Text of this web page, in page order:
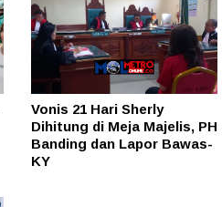
Vonis 21 Hari Sherly
Dihitung di Meja Majelis, PH
Banding dan Lapor Bawas-
KY